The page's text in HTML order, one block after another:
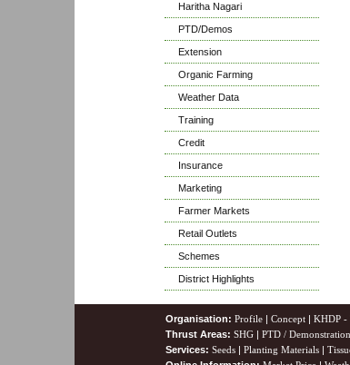
Haritha Nagari
PTD/Demos
Extension
Organic Farming
Weather Data
Training
Credit
Insurance
Marketing
Farmer Markets
Retail Outlets
Schemes
District Highlights
Organisation: Profile | Concept | KHDP -
Thrust Areas: SHG | PTD / Demonstration
Services: Seeds | Planting Materials |